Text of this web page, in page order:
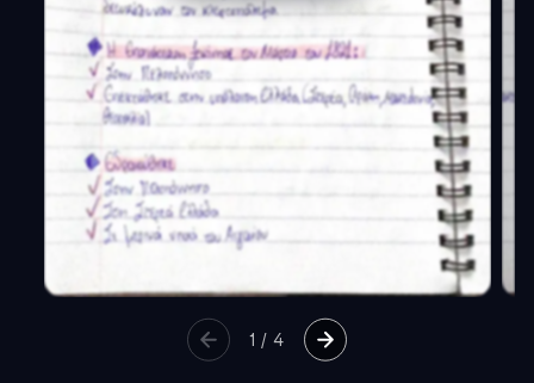
1 /4